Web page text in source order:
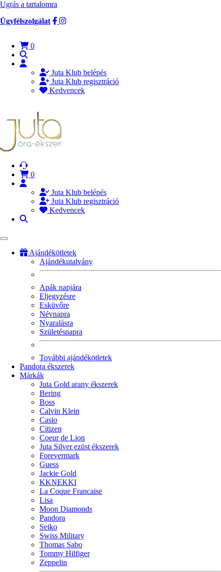
Ugrás a tartalomra
Ügyfélszolgálat
0
Juta Klub belépés
Juta Klub regisztráció
Kedvencek
0
Juta Klub belépés
Juta Klub regisztráció
Kedvencek
Ajándékötletek
Ajándékutalvány
Apák napjára
Eljegyzésre
Esküvőre
Névnapra
Nyaralásra
Születésnapra
További ajándékötletek
Pandora ékszerek
Márkák
Juta Gold arany ékszerek
Bering
Boss
Calvin Klein
Casio
Citizen
Coeur de Lion
Juta Silver ezüst ékszerek
Forevermark
Guess
Jackie Gold
KKNEKKI
La Coque Francaise
Lisa
Moon Diamonds
Pandora
Seiko
Swiss Military
Thomas Sabo
Tommy Hilfiger
Zeppelin